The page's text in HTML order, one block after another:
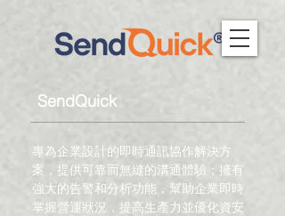
SendQuick
專為企業設計的即時通訊協作解決方
案，提供可靠而無縫的溝通體驗；擁有
強大的告警和分析功能，幫助企業即時
掌握營運狀況，提高生產力並優化資安